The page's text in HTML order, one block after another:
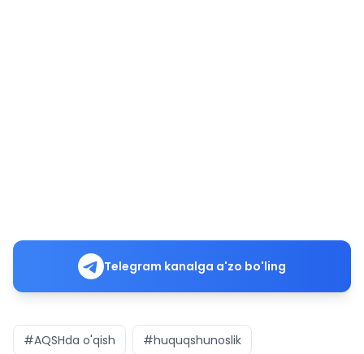
Telegram kanalga a'zo bo'ling
#AQSHda o'qish #huquqshunoslik